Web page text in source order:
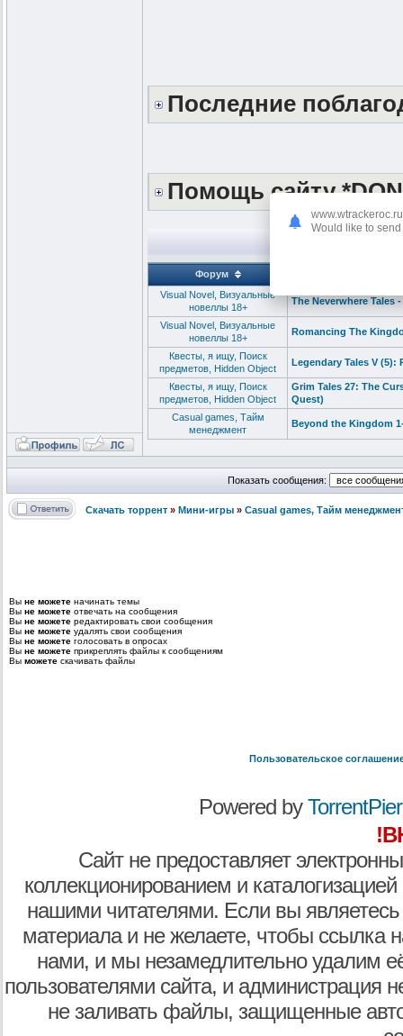
Последние
Помощь сайту
Форум
Visual Novel, Визуальные
новеллы 18+
The Neverwhere Tales
Visual Novel, Визуальные
новеллы 18+
Romancing The
Квесты, я ищу, Поиск
предметов, Hidden Object
Legendary Tales V
Квесты, я ищу, Поиск
предметов, Hidden Object
Grim Tales 27: The
Quest)
Сasual games, Тайм
менеджмент
Beyond the Kingdom
Показать сообщения:
Скачать торрент » Мини-игры » Сasual games, Тайм
Вы не можете начинать темы
Вы не можете отвечать на сообщения
Вы не можете редактировать свои сообщения
Вы не можете удалять свои сообщения
Вы не можете голосовать в опросах
Вы не можете прикреплять файлы к сообщениям
Вы можете скачивать файлы
Пользовательское
Powered by
Сайт не предоставляет
коллекционированием и
нашими читателями. Если вы являетесь
материала и не желаете, чтобы ссылка
нами, и мы незамедлительно удалим
пользователями сайта, и администрация
не заливать файлы, защищенные
www.wtrackeroc.ru
Would like to